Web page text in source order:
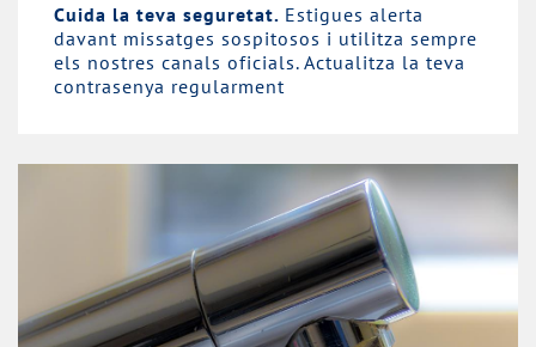
Cuida la teva seguretat. Estigues alerta
davant missatges sospitosos i utilitza sempre
els nostres canals oficials. Actualitza la teva
contrasenya regularment